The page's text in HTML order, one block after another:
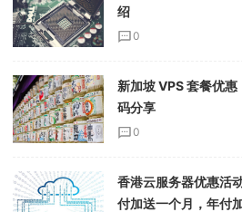
绍
0
新加坡 VPS 套餐优
码分享
0
香港云服务器优惠活
付加送一个月，年付